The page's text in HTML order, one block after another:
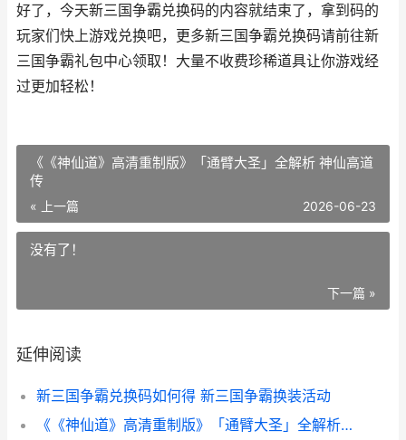
好了，今天新三国争霸兑换码的内容就结束了，拿到码的
玩家们快上游戏兑换吧，更多新三国争霸兑换码请前往新
三国争霸礼包中心领取！大量不收费珍稀道具让你游戏经
过更加轻松！
《《神仙道》高清重制版》「通臂大圣」全解析 神仙高道
传
« 上一篇 2026-06-23
没有了！
下一篇 »
延伸阅读
新三国争霸兑换码如何得 新三国争霸换装活动
《《神仙道》高清重制版》「通臂大圣」全解析 神仙高道传